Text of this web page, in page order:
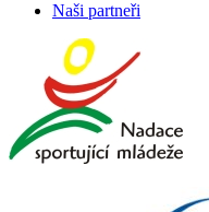
Naši partneři